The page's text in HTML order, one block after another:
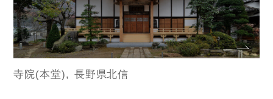
寺院(本堂) 長野県北信